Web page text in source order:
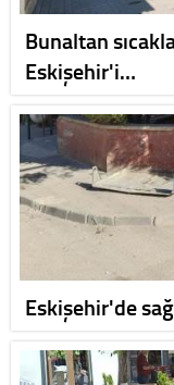
Bunaltan
Eskişehir'i…
Eskişehir'de